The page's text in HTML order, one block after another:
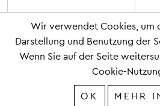
Wir verwendet Cookies, um
Darstellung und Benutzung der
Wenn Sie auf der Seite
Cookie-
OK
MEHR